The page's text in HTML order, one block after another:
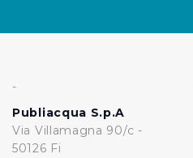
-
Publiacqua S.p.A
Via Villamagna 90/c -
50126 Fi